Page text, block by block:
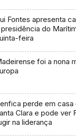
Fontes apresenta
do
feira
foi a nona
perde em casa
Clara e pode ver
na liderança